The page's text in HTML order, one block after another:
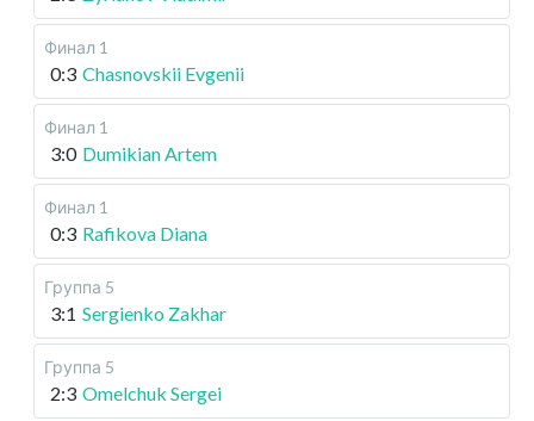
Финал 1
0:3 Chasnovskii Evgenii
Финал 1
3:0 Dumikian Artem
Финал 1
0:3 Rafikova Diana
Группа 5
3:1 Sergienko Zakhar
Группа 5
2:3 Omelchuk Sergei